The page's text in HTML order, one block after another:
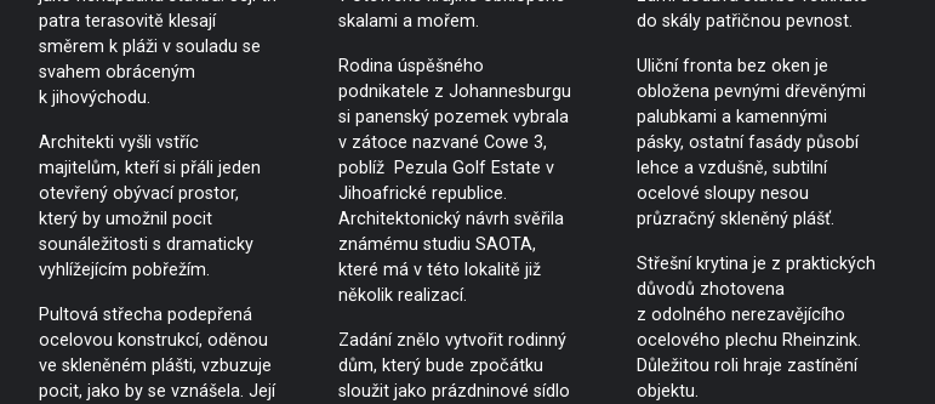
patra terasovitě klesají
směrem k pláži v souladu se
svahem obráceným
k jihovýchodu.
Architekti vyšli vstříc
majitelům, kteří si přáli jeden
otevřený obývací prostor,
který by umožnil pocit
sounáležitosti s dramaticky
vyhlížejícím pobřežím.
Pultová střecha podepřená
ocelovou konstrukcí, oděnou
ve skleněném plášti, vzbuzuje
pocit, jako by se vznášela. Její
skalami a mořem.
Rodina úspěšného
podnikatele z Johannesburgu
si panenský pozemek vybrala
v zátoce nazvané Cowe 3,
poblíž Pezula Golf Estate v
Jihoafrické republice.
Architektonický návrh svěřila
známému studiu SAOTA,
které má v této lokalitě již
několik realizací.
Zadání znělo vytvořit rodinný
dům, který bude zpočátku
sloužit jako prázdninové sídlo
do skály patřičnou pevnost.
Uliční fronta bez oken je
obložena pevnými dřevěnými
palubkami a kamennými
pásky, ostatní fasády působí
lehce a vzdušně, subtilní
ocelové sloupy nesou
průzračný skleněný plášť.
Střešní krytina je z praktických
důvodů zhotovena
z odolného nerezavějícího
ocelového plechu Rheinzink.
Důležitou roli hraje zastínění
objektu.